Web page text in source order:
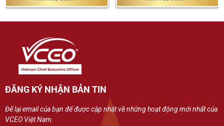
ĐĂNG KÝ NHẬN BẢN TIN
Để lại email của bạn để được cập nhật về những hoạt động mới nhất của
VCEO Việt Nam.